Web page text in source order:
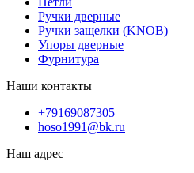
Ручки дверные
Ручки защелки (KNOB)
Упоры дверные
Фурнитура
Наши контакты
+79169087305
hoso1991@bk.ru
Наш адрес